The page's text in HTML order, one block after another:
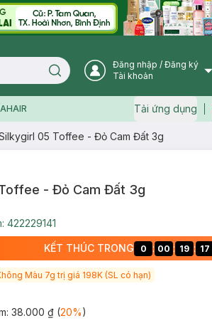
Search icon User Icon
Đăng nhập / Đăng ký
Tài khoản
Tải ứng dụng
05 Toffee - Đỏ Cam Đất 3g
- Đỏ Cam Đất 3g
422229141
KẾT THÚC TRONG 0 : 00 : 19 : 16
Màu 7g trị giá 198K (SL có hạn)
38.000 ₫(20%)